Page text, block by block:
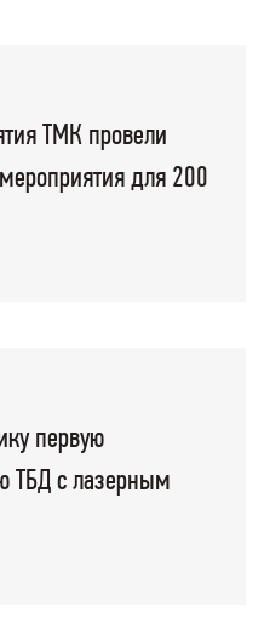
ТМК провели
для 200
первую
ТБД с лазерным